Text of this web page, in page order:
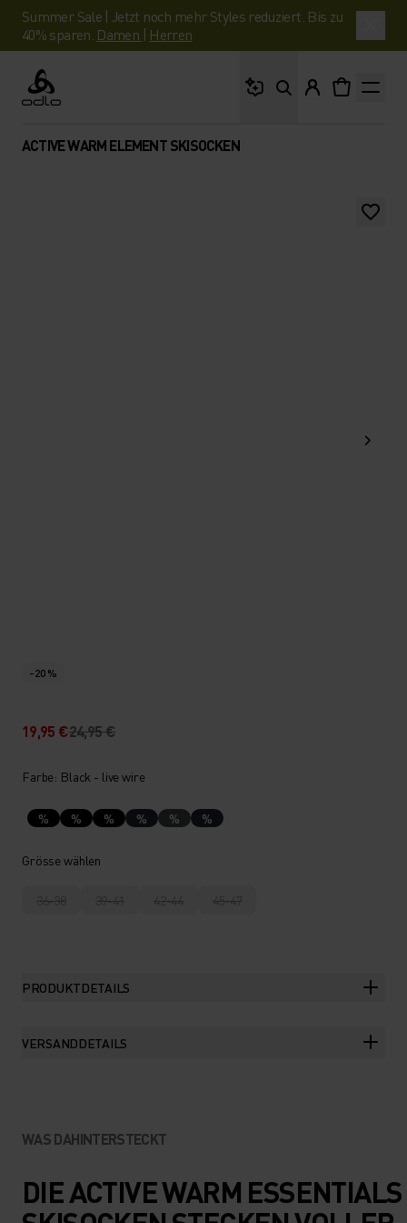
Summer Sale | Jetzt noch mehr Styles reduziert. Bis zu
40% sparen. Damen | Herren
Odlo
ACTIVE WARM ELEMENT SKISOCKEN
-20 %
19,95 €24,95 €
Farbe: Black - live wire
% % % % % %
Grösse wählen
36-38 39-41 42-44 45-47
PRODUKTDETAILS
VERSANDDETAILS
WAS DAHINTERSTECKT
DIE ACTIVE WARM ESSENTIALS